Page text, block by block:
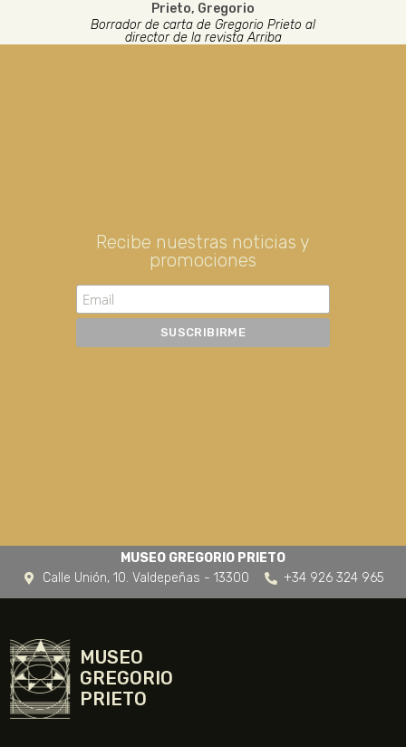
Prieto, Gregorio
Borrador de carta de Gregorio Prieto al
director de la revista Arriba
Recibe nuestras noticias y
promociones
MUSEO GREGORIO PRIETO
Calle Unión, 10. Valdepeñas - 13300
+34 926 324 965
MUSEO
GREGORIO
PRIETO